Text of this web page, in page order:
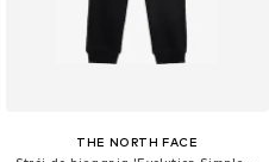
THE NORTH FACE